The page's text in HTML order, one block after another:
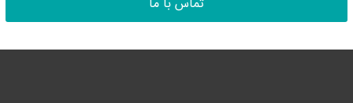
تماس با ما